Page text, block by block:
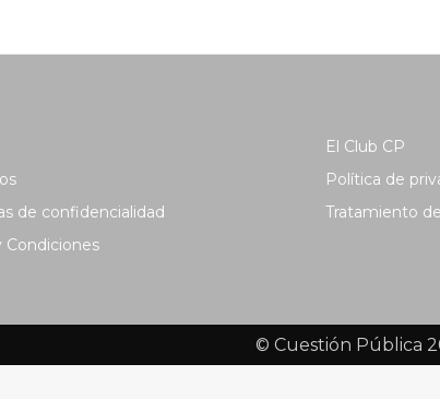
de confidencialidad
Condiciones
El Club CP
Política de
Tratamiento
© Cuestión Pública